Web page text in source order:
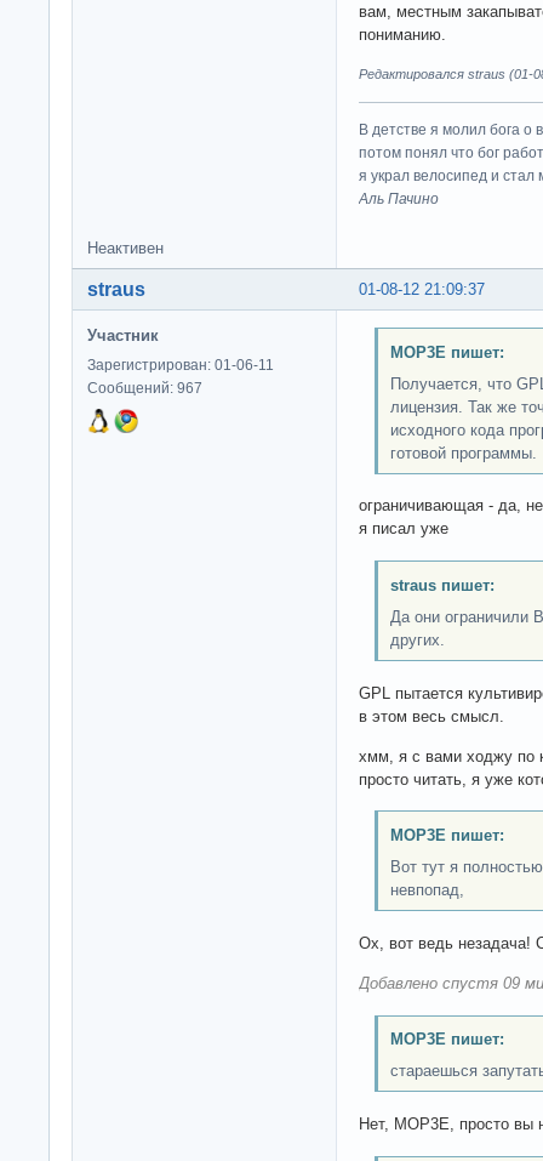
вам, местным
пониманию.
Редактировался straus (01-
В детстве я молил бога о
потом понял что бог
я украл велосипед и стал
Аль Пачино
Неактивен
01-08-12 21:09:37
straus
Участник
Зарегистрирован: 01-06-11
Сообщений: 967
MOP3E пишет:
Получается, что
лицензия. Так же
исходного кода
готовой программы.
ограничивающая - да,
я писал уже
straus пишет:
Да они ограничили
других.
GPL пытается
в этом весь смысл.
хмм, я с вами ходжу по
просто читать, я уже
MOP3E пишет:
Вот тут я
невпопад,
Ох, вот ведь незадача!
Добавлено спустя 09
MOP3E пишет:
стараешься
Нет, MOP3E, просто вы